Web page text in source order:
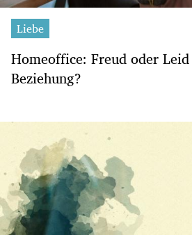
Liebe
Homeoffice: Freud oder
Beziehung?